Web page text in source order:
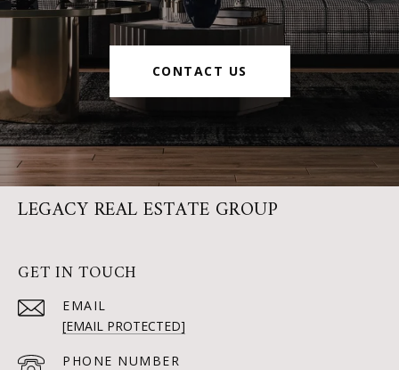
CONTACT US
LEGACY REAL ESTATE GROUP
GET IN TOUCH
EMAIL
[EMAIL PROTECTED]
PHONE NUMBER